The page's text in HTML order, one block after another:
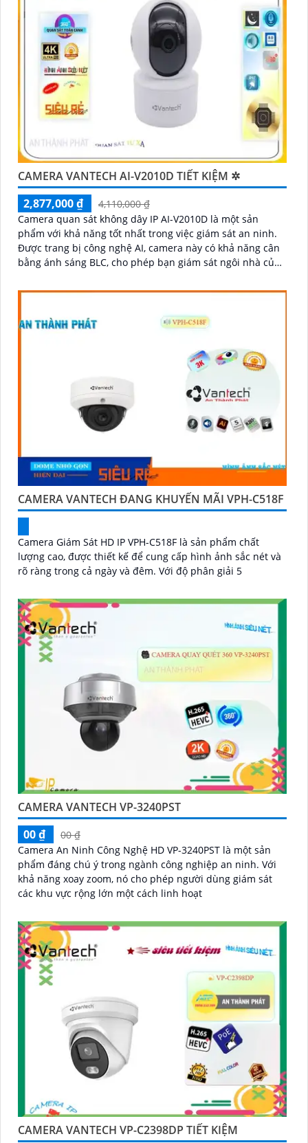
CAMERA VANTECH AI-V2010D TIẾT KIỆM ✲
2,877,000 ₫
4,110,000 ₫
Camera quan sát không dây IP AI-V2010D là một sản
phẩm với khả năng tốt nhất trong việc giám sát an ninh.
Được trang bị công nghệ AI, camera này có khả năng cân
bằng ánh sáng BLC, cho phép bạn giám sát ngôi nhà của
CAMERA VANTECH ĐANG KHUYẾN MÃI VPH-C518F
Camera Giám Sát HD IP VPH-C518F là sản phẩm chất
lượng cao, được thiết kế để cung cấp hình ảnh sắc nét và
rõ ràng trong cả ngày và đêm. Với độ phân giải 5
CAMERA VANTECH VP-3240PST
00 ₫
00 ₫
Camera An Ninh Công Nghệ HD VP-3240PST là một sản
phẩm đáng chú ý trong ngành công nghiệp an ninh. Với
khả năng xoay zoom, nó cho phép người dùng giám sát
các khu vực rộng lớn một cách linh hoạt
CAMERA VANTECH VP-C2398DP TIẾT KIỆM